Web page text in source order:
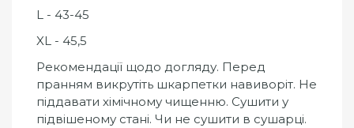
L - 43-45
XL - 45,5
Рекомендації щодо догляду. Перед
пранням викрутіть шкарпетки навиворіт. Не
піддавати хімічному чищенню. Сушити у
підвішеному стані. Чи не сушити в сушарці.